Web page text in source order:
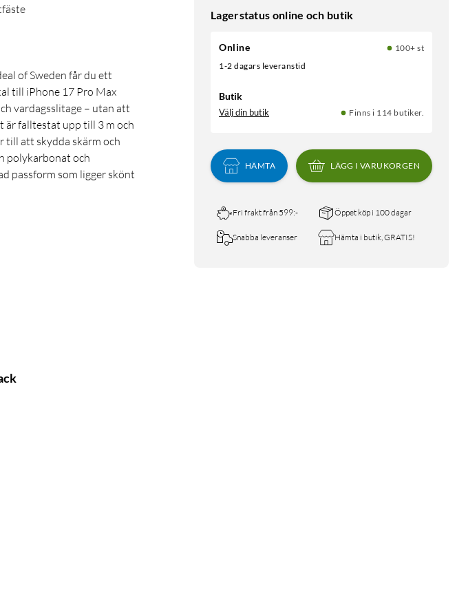
Lagerstatus online och butik
Online
100+ st
1-2 dagars leveranstid
Butik
Välj din butik Finns i 114 butiker.
HÄMTA LÄGG I VARUKORGEN
Fri frakt från 599:- Öppet köp i 100 dagar
Snabba leveranser Hämta i butik, GRATIS!
of Sweden får du ett
till iPhone 17 Pro Max
vardagsslitage – utan att
är falltestat upp till 3 m och
till att skydda skärm och
polykarbonat och
passform som ligger skönt